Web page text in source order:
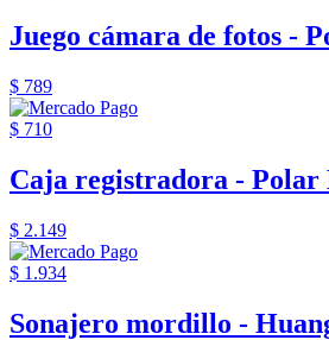
Juego cámara de fotos -
$ 789
$ 710
Caja registradora - Polar
$ 2.149
$ 1.934
Sonajero mordillo -